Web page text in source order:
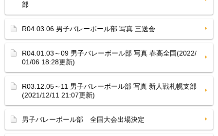
部
R04.03.06 男子バレーボール部 写真 三送会
R04.01.03～09 男子バレーボール部 写真 春高全国(2022/
01/06 18:28更新)
R03.12.05～11 男子バレーボール部 写真 新人戦札幌支部
(2021/12/11 21:07更新)
男子バレーボール部 全国大会出場決定